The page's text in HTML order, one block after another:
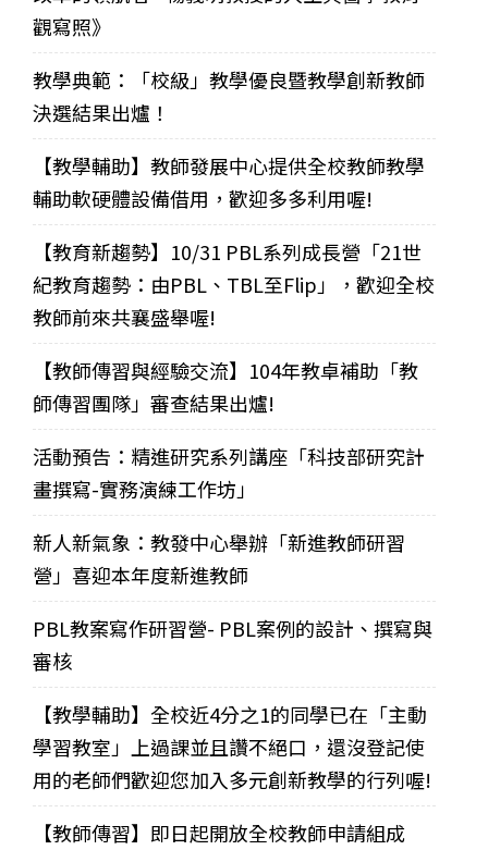
觀寫照》
教學典範：「校級」教學優良暨教學創新教師
決選結果出爐！
【教學輔助】教師發展中心提供全校教師教學
輔助軟硬體設備借用，歡迎多多利用喔!
【教育新趨勢】10/31 PBL系列成長營「21世
紀教育趨勢：由PBL、TBL至Flip」，歡迎全校
教師前來共襄盛舉喔!
【教師傳習與經驗交流】104年教卓補助「教
師傳習團隊」審查結果出爐!
活動預告：精進研究系列講座「科技部研究計
畫撰寫-實務演練工作坊」
新人新氣象：教發中心舉辦「新進教師研習
營」喜迎本年度新進教師
PBL教案寫作研習營- PBL案例的設計、撰寫與
審核
【教學輔助】全校近4分之1的同學已在「主動
學習教室」上過課並且讚不絕口，還沒登記使
用的老師們歡迎您加入多元創新教學的行列喔!
【教師傳習】即日起開放全校教師申請組成